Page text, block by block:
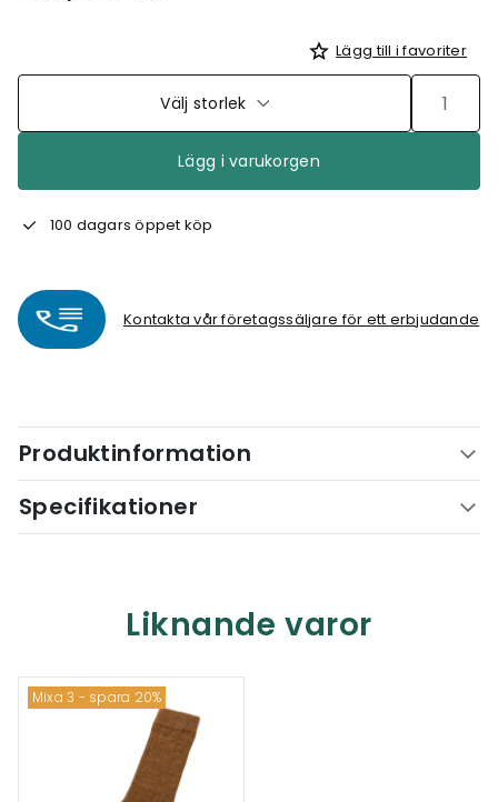
Lägg till i favoriter
Välj storlek
Lägg i varukorgen
100 dagars öppet köp
Kontakta vår företagssäljare för ett erbjudande
Produktinformation
Specifikationer
Liknande varor
Mixa 3 - spara 20%